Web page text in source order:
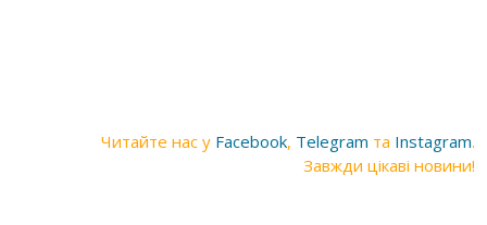
Читайте нас у Facebook, Telegram та Instagram.
Завжди цікаві новини!